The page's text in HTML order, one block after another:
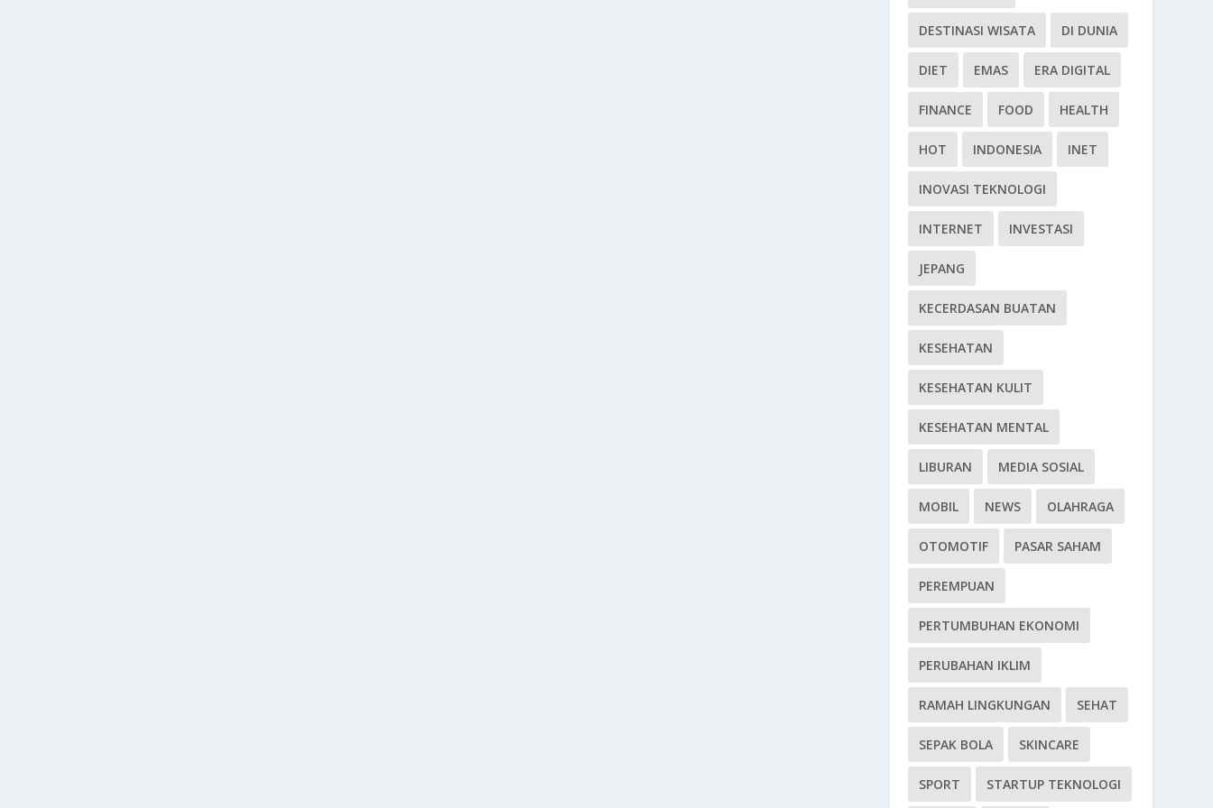
DESTINASI WISATA DI DUNIA
DIET EMAS ERA DIGITAL
FINANCE FOOD HEALTH
HOT INDONESIA INET
INOVASI TEKNOLOGI
INTERNET INVESTASI
JEPANG
KECERDASAN BUATAN
KESEHATAN
KESEHATAN KULIT
KESEHATAN MENTAL
LIBURAN MEDIA SOSIAL
MOBIL NEWS OLAHRAGA
OTOMOTIF PASAR SAHAM
PEREMPUAN
PERTUMBUHAN EKONOMI
PERUBAHAN IKLIM
RAMAH LINGKUNGAN SEHAT
SEPAK BOLA SKINCARE
SPORT STARTUP TEKNOLOGI